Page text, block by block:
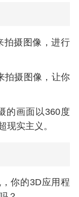
拍摄图像，进行
拍摄图像，让你
的画面以360度
现实主义。
你的3D应用程